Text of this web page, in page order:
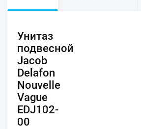
Унитаз
подвесной
Jacob
Delafon
Nouvelle
Vague
EDJ102-
00